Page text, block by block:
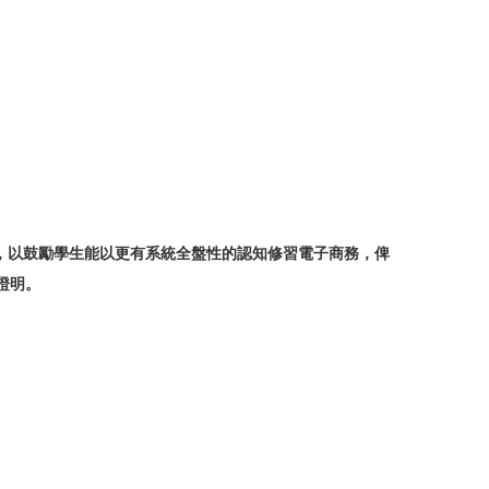
鼓勵學生能以更有系統全盤性的認知修習電子商務，俾
。